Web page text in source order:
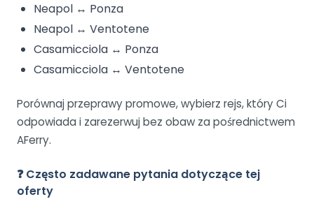
Neapol ↔ Ponza
Neapol ↔ Ventotene
Casamicciola ↔ Ponza
Casamicciola ↔ Ventotene
Porównaj przeprawy promowe, wybierz rejs, który Ci
odpowiada i zarezerwuj bez obaw za pośrednictwem
AFerry.
❓ Często zadawane pytania dotyczące tej
oferty